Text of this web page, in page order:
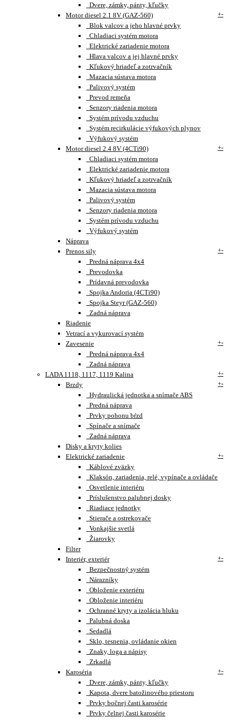
Dvere, zámky, pánty, kľučky
Motor diesel 2.1 8V (GAZ-560)
+-
Blok valcov a jeho hlavné prvky
Chladiaci systém motora
Elektrické zariadenie motora
Hlava valcov a jej hlavné prvky
Kľukový hriadeľ a zotrvačník
Mazacia sústava motora
Palivový systém
Prevod remeňa
Senzory riadenia motora
Systém prívodu vzduchu
Systém recirkulácie výfukových plynov
Výfukový systém
Motor diesel 2.4 8V (4CTi90)
+-
Chladiaci systém motora
Elektrické zariadenie motora
Kľukový hriadeľ a zotrvačník
Mazacia sústava motora
Palivový systém
Senzory riadenia motora
Systém prívodu vzduchu
Výfukový systém
Náprava
Prenos sily
+-
Predná náprava 4x4
Prevodovka
Prídavná prevodovka
Spojka Andoria (4CTi90)
Spojka Steyr (GAZ-560)
Zadná náprava
Riadenie
Vetrací a vykurovací systém
Zavesenie
+-
Predná náprava 4x4
Zadná náprava
LADA 1118, 1117, 1119 Kalina
+-
Brzdy
+-
Hydraulická jednotka a snímače ABS
Predná náprava
Prvky pohonu bŕzd
Spínače a snímače
Zadná náprava
Disky a kryty kolies
Elektrické zariadenie
+-
Káblové zväzky
Klaksón, zariadenia, relé, vypínače a ovládače
Osvetlenie interiéru
Príslušenstvo palubnej dosky
Riadiace jednotky
Stierače a ostrekovače
Vonkajšie svetlá
Žiarovky
Filter
Interiér, exteriér
+-
Bezpečnostný systém
Nárazníky
Obloženie exteriéru
Obloženie interiéru
Ochranné kryty a izolácia hluku
Palubná doska
Sedadlá
Sklo, tesnenia, ovládanie okien
Znaky, loga a nápisy
Zrkadlá
Karoséria
+-
Dvere, zámky, pánty, kľučky
Kapota, dvere batožinového priestoru
Prvky bočnej časti karosérie
Prvky čelnej časti karosérie